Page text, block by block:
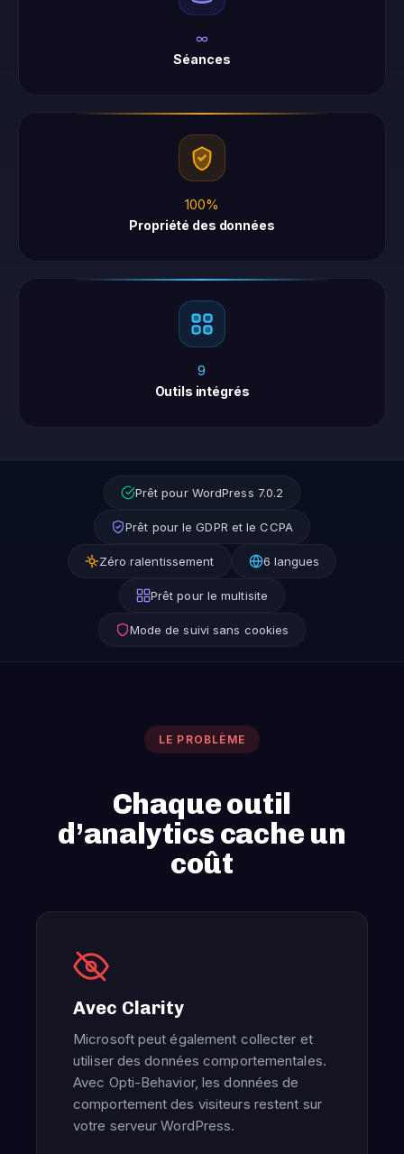
∞
Séances
100%
Propriété des données
9
Outils intégrés
Prêt pour WordPress 7.0.2
Prêt pour le GDPR et le CCPA
Zéro ralentissement 6 langues
Prêt pour le multisite
Mode de suivi sans cookies
LE PROBLÈME
Chaque outil
d’analytics cache un
coût
Avec Clarity
Microsoft peut également collecter et
utiliser des données comportementales.
Avec Opti-Behavior, les données de
comportement des visiteurs restent sur
votre serveur WordPress.